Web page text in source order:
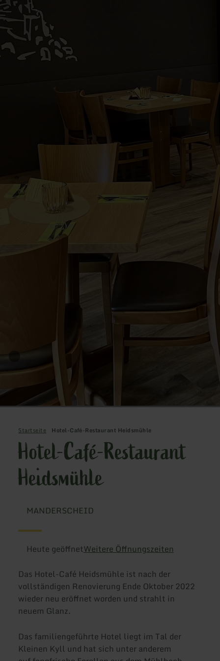
Startseite Hotel-Café-Restaurant Heidsmühle
Hotel-Café-Restaurant
Heidsmühle
MANDERSCHEID
Heute geöffnetWeitere Öffnungszeiten
Das Hotel-Café Heidsmühle ist nach der
vollständigen Renovierung Ende Oktober 2022
wieder neu eröffnet worden und strahlt in
neuem Glanz.
Das familiengeführte Hotel liegt im Tal der
Kleinen Kyll und hat sich unter anderem